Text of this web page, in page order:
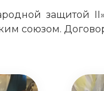
защитой
союзом.